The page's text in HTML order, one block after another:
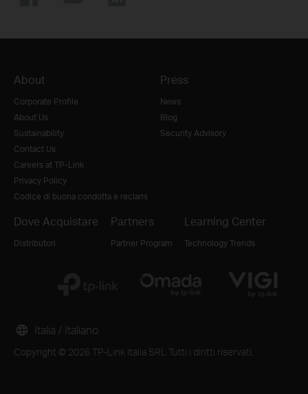
About
Corporate Profile
About Us
Sustainability
Contact Us
Careers at TP-Link
Privacy Policy
Codice di buona condotta e reclami
Press
News
Blog
Security Advisory
Dove Acquistare
Distributori
Partners
Partner Program
Learning Center
Technology Trends
Copyright © 2026 TP-Link Italia SRL Tutti i diritti riservati.
Italia / Italiano